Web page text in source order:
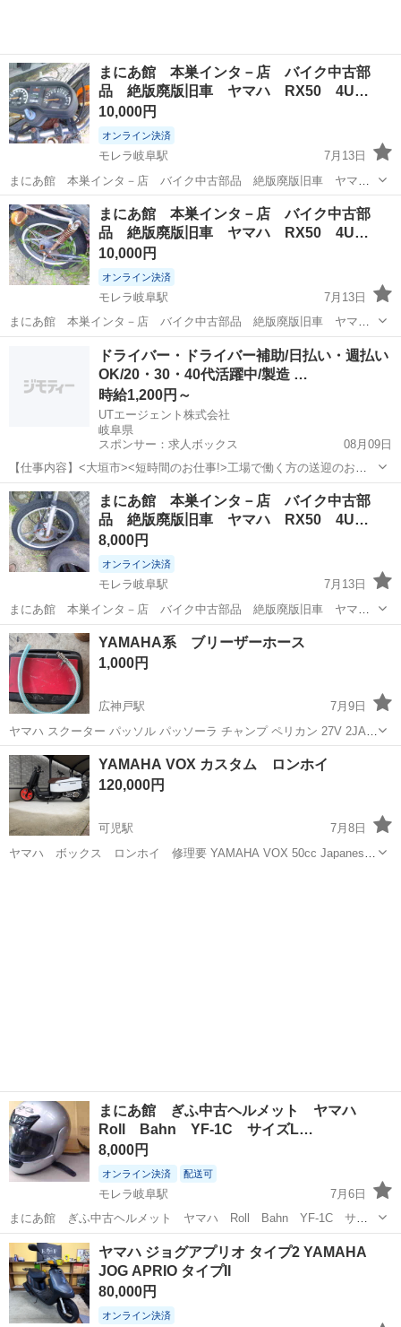
まにあ館 本巣インタ－店 バイク中古部
品 絶版廃版旧車 ヤマハ RX50 4U…
10,000円
オンライン決済
モレラ岐阜駅
7月13日
まにあ館 本巣インタ－店 バイク中古部品 絶版廃版旧車 ヤマ
ハ RX50 4U5 純正メ－タ－ 画像2の部品取り車よりばら売り 他
部品お問い合わせください 全国発送 店頭手渡しは予約制です 急な
対応はできません ...
岐阜 本巣市 モレラ岐阜駅 ヤマハ 旧車
まにあ館 本巣インタ－店 バイク中古部
品 絶版廃版旧車 ヤマハ RX50 4U…
10,000円
オンライン決済
モレラ岐阜駅
7月13日
まにあ館 本巣インタ－店 バイク中古部品 絶版廃版旧車 ヤマ
ハ RX50 4U5 リアキャストホイル １６インチ 画像2の部品取
り車よりばら売り 他部品お問い合わせください 全国発送 店頭手渡
しは予約制です 急...
モレラ岐阜駅 ヤマハ 旧車
ドライバー・ドライバー補助/日払い・週払い
OK/20・30・40代活躍中/製造 …
時給1,200円～
UTエージェント株式会社
岐阜県
スポンサー：求人ボックス
08月09日
【仕事内容】<大垣市><短時間のお仕事!>工場で働く方の送迎のお仕
事 第一種普通自動車免許があればOK!残業ほぼなし <履歴書不要 オン
ライン面接OK><入社キャンペーン実施中!> <業種> 機械・精密機器・
金属 <仕事内容> 電...
アルバイト・パート
まにあ館 本巣インタ－店 バイク中古部
品 絶版廃版旧車 ヤマハ RX50 4U…
8,000円
オンライン決済
モレラ岐阜駅
7月13日
まにあ館 本巣インタ－店 バイク中古部品 絶版廃版旧車 ヤマ
ハ RX50 4U5 フロントキャストホイル フロント１９インチキャス
トホイルタイヤ付き タイヤは交換時期です 画像2の部品取り車より
ばら売り 他部...
岐阜 本巣市 モレラ岐阜駅 ヤマハ
YAMAHA系 ブリーザーホース
1,000円
広神戸駅
7月9日
ヤマハ スクーター パッソル パッソーラ チャンプ ペリカン 27V 2JA
3KJ ジョグ アプリオ ZR に取り付けれるブリーザーホースキットで
す。
岐阜 揖斐郡 ブリーザーホース
YAMAHA VOX カスタム ロンホイ
120,000円
可児駅
7月8日
ヤマハ ボックス ロンホイ 修理要 YAMAHA VOX 50cc Japanese
まにあ館 ぎふ中古ヘルメット ヤマハ
Roll Bahn YF-1C サイズL…
8,000円
オンライン決済 配送可
モレラ岐阜駅
7月6日
まにあ館 ぎふ中古ヘルメット ヤマハ Roll Bahn YF-1C サイ
ズL JIS 2種 PSC 中古品です 傷などございますが、使用に問題
ございません お探しの方どうぞ 本巣インタ－出口北50ｍ １５７
号...
岐阜 本巣市 モレラ岐阜駅 ヤマハ
ヤマハ ジョグアプリオ タイプ2 YAMAHA
JOG APRIO タイプII
80,000円
オンライン決済